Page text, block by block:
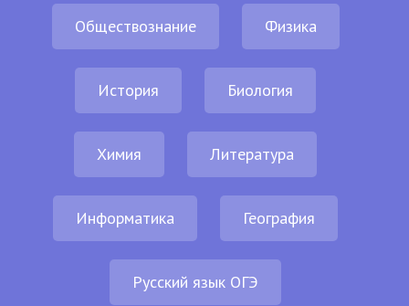
Обществознание Физика
История Биология
Химия Литература
Информатика География
Русский язык ОГЭ